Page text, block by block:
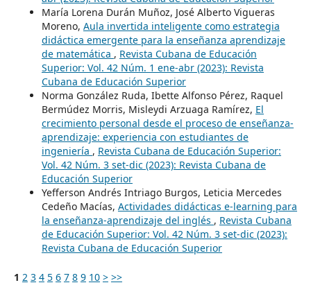
María Lorena Durán Muñoz, José Alberto Vigueras
Moreno, Aula invertida inteligente como estrategia
didáctica emergente para la enseñanza aprendizaje
de matemática , Revista Cubana de Educación
Superior: Vol. 42 Núm. 1 ene-abr (2023): Revista
Cubana de Educación Superior
Norma González Ruda, Ibette Alfonso Pérez, Raquel
Bermúdez Morris, Misleydi Arzuaga Ramírez, El
crecimiento personal desde el proceso de enseñanza-
aprendizaje: experiencia con estudiantes de
ingeniería , Revista Cubana de Educación Superior:
Vol. 42 Núm. 3 set-dic (2023): Revista Cubana de
Educación Superior
Yefferson Andrés Intriago Burgos, Leticia Mercedes
Cedeño Macías, Actividades didácticas e-learning para
la enseñanza-aprendizaje del inglés , Revista Cubana
de Educación Superior: Vol. 42 Núm. 3 set-dic (2023):
Revista Cubana de Educación Superior
1 2 3 4 5 6 7 8 9 10 > >>